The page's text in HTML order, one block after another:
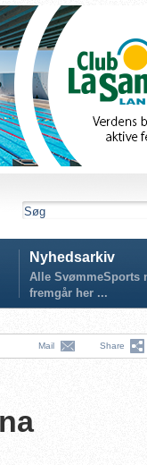
Nyhedsarkiv
Alle SvømmeSports
fremgår her ...
Mail Share